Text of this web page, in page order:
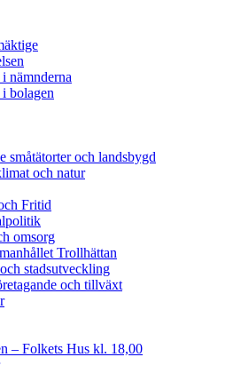
nämnderna
bolagen
småtätorter och landsbygd
och natur
Fritid
omsorg
Trollhättan
stadsutveckling
och tillväxt
– Folkets Hus kl. 18,00